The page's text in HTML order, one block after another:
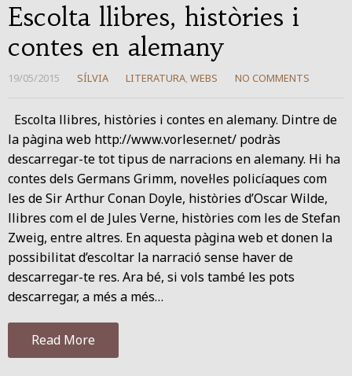
Escolta llibres, històries i
contes en alemany
19/05/2015 SÍLVIA LITERATURA, WEBS NO COMMENTS
Escolta llibres, històries i contes en alemany. Dintre de
la pàgina web http://www.vorleser.net/ podràs
descarregar-te tot tipus de narracions en alemany. Hi ha
contes dels Germans Grimm, novel·les policíaques com
les de Sir Arthur Conan Doyle, històries d’Oscar Wilde,
llibres com el de Jules Verne, històries com les de Stefan
Zweig, entre altres. En aquesta pàgina web et donen la
possibilitat d’escoltar la narració sense haver de
descarregar-te res. Ara bé, si vols també les pots
descarregar, a més a més…
Read More